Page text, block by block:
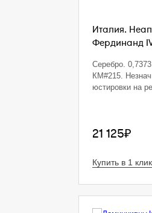
Италия.
Фердинанд
Серебро.
КМ#215.
юстировки на
21 125₽
Купить в 1 клик